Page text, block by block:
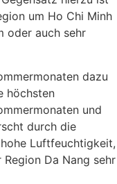
um Ho Chi Minh
oder auch sehr
dazu
höchsten
und
durch die
Luftfeuchtigkeit,
Da Nang sehr